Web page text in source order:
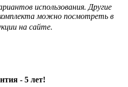
использования. Другие
можно посмотреть в
на сайте.
- 5 лет!